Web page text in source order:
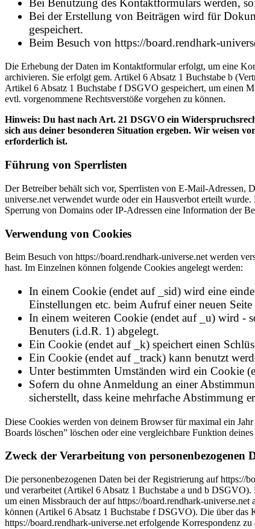
Bei Benutzung des Kontaktformulars werden,
Bei der Erstellung von Beiträgen wird für
gespeichert.
Beim Besuch von https://board.rendhark-
Die Erhebung der Daten im Kontaktformular erfolgt, um eine
archivieren. Sie erfolgt gem. Artikel 6 Absatz 1 Buchstabe b
Artikel 6 Absatz 1 Buchstabe f DSGVO gespeichert, um einen
evtl. vorgenommene Rechtsverstöße vorgehen zu können.
Hinweis: Du hast nach Art. 21 DSGVO ein
sich aus deiner besonderen Situation ergeben. Wir weisen
erforderlich ist.
Führung von Sperrlisten
Der Betreiber behält sich vor, Sperrlisten von E-Mail-Adressen,
universe.net verwendet wurde oder ein Hausverbot erteilt
Sperrung von Domains oder IP-Adressen eine Information der
Verwendung von Cookies
Beim Besuch von https://board.rendhark-universe.net werden
hast. Im Einzelnen können folgende Cookies angelegt werden:
In einem Cookie (endet auf _sid) wird eine
Einstellungen etc. beim Aufruf einer neuen Seite
In einem weiteren Cookie (endet auf _u) wird -
Benuters (i.d.R. 1) abgelegt.
Ein Cookie (endet auf _k) speichert einen
Ein Cookie (endet auf _track) kann benutzt
Unter bestimmten Umständen wird ein Cookie
Sofern du ohne Anmeldung an einer
sicherstellt, dass keine mehrfache Abstimmung
Diese Cookies werden von deinem Browser für maximal ein
Boards löschen” löschen oder eine vergleichbare Funktion
Zweck der Verarbeitung von personenbezogenen
Die personenbezogenen Daten bei der Registrierung auf https://
und verarbeitet (Artikel 6 Absatz 1 Buchstabe a und b DSGVO).
um einen Missbrauch der auf https://board.rendhark-
können (Artikel 6 Absatz 1 Buchstabe f DSGVO). Die über das
https://board.rendhark-universe.net erfolgende Korrespondenz